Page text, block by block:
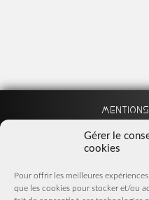
Gérer le
cookies
Pour offrir les meilleures
que les cookies pour stocker et/ou
Nous suivre